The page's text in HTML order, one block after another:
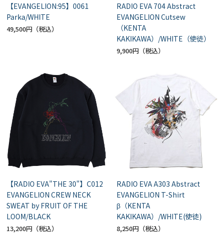
【EVANGELION:95】0061
Parka/WHITE
49,500円
RADIO EVA 704 Abstract
EVANGELION Cutsew
（KENTA
KAKIKAWA）/WHITE（使徒）
9,900円
【RADIO EVA"THE 30"】C012
EVANGELION CREW NECK
SWEAT by FRUIT OF THE
LOOM/BLACK
13,200円
RADIO EVA A303 Abstract
EVANGELION T-Shirt
β（KENTA
KAKIKAWA）/WHITE(使徒)
8,250円